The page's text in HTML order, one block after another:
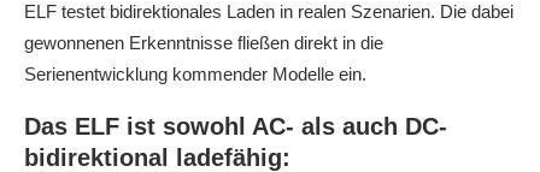
ELF testet bidirektionales Laden in realen Szenarien. Die dabei
gewonnenen Erkenntnisse fließen direkt in die
Serienentwicklung kommender Modelle ein.
Das ELF ist sowohl AC- als auch DC-
bidirektional ladefähig: